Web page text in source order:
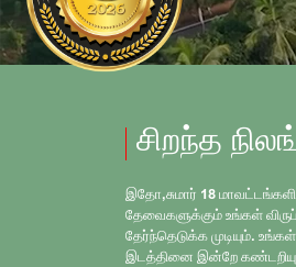
சிறந்த
இதோ,சுமார் 18
தேவைகளுக்கும் உங்கள்
தேர்ந்தெடுக்க முடியும்.
இடத்தினை இன்றே